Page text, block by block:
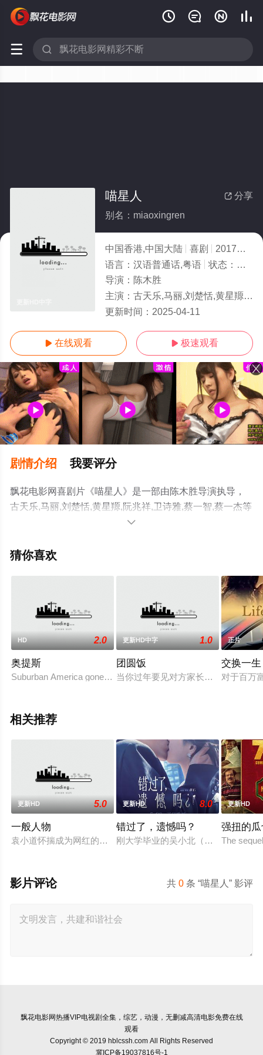
   
 
 分享
喵星人
别名：miaoxingren
中国香港,中国大陆 喜剧 2017
8.0
语言： 汉语普通话,粤语 状态： 更新
导演： 陈木胜
主演： 古天乐,马丽,刘楚恬,黄星羱,阮兆祥,卫诗雅,蔡一智,蔡一杰
更新时间： 2025-04-11
 在线观看  极速观看
剧情介绍 我要评分
飘花电影网喜剧片《喵星人》是一部由陈木胜导演执导，
古天乐,马丽,刘楚恬,黄星羱,阮兆祥,卫诗雅,蔡一智,蔡一杰等
演员精彩演绎的中国香港,中国大陆电影，手机免费在线观
息可移步至豆瓣电影、电视猫或剧情网等平台了解。

猜你喜欢
HD 2.0
奥提斯
Suburban America gone haywire. In the midst of a serial abduct
更新HD中字 1.0
团圆饭
当你过年要见对方家长，却因与母亲
正片
交换一生
对于百万
相关推荐
更新HD 5.0
一般人物
袁小道怀揣成为网红的梦想创作短视频，并与周小乙等人组建
更新HD 8.0
错过了，遗憾吗？
刚大学毕业的吴小北（庄达菲 饰）
更新HD
强扭的
The
共0 条 “喵星人” 影评
影片评论
飘花电影网热播VIP电视剧全集，综艺，动漫，无删减高清电影免费在线
观看
Copyright © 2019 hblcssh.com All Rights Reserved
冀ICP备19037816号-1